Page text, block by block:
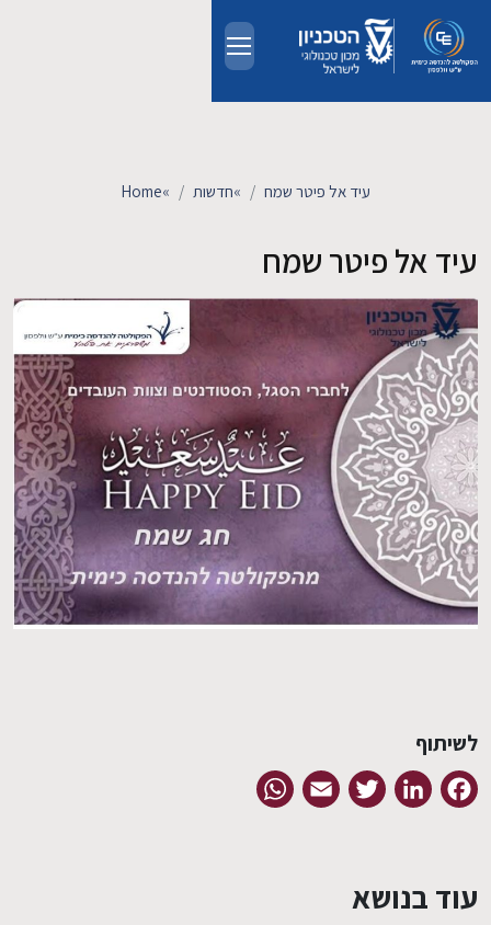
EN
מחקר
חדשות ואירועים
קשרי תעשייה
צרו קשר
Home» חדשות» עיד אל פיטר שמח
עיד אל פיטר שמח
לשיתוף
Facebook
LinkedIn
Twitter
Email
עוד בנושא